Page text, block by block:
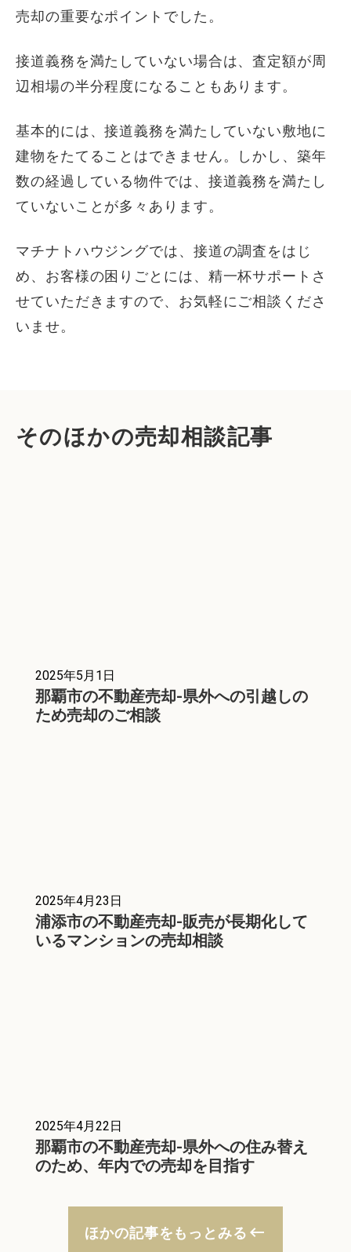
売却の重要なポイントでした。
接道義務を満たしていない場合は、査定額が周
辺相場の半分程度になることもあります。
基本的には、接道義務を満たしていない敷地に
建物をたてることはできません。しかし、築年
数の経過している物件では、接道義務を満たし
ていないことが多々あります。
マチナトハウジングでは、接道の調査をはじ
め、お客様の困りごとには、精一杯サポートさ
せていただきますので、お気軽にご相談くださ
いませ。
そのほかの売却相談記事
2025年5月1日
那覇市の不動産売却-県外への引越しの
ため売却のご相談
2025年4月23日
浦添市の不動産売却-販売が長期化して
いるマンションの売却相談
2025年4月22日
那覇市の不動産売却-県外への住み替え
のため、年内での売却を目指す
ほかの記事をもっとみる keyboard_backspace